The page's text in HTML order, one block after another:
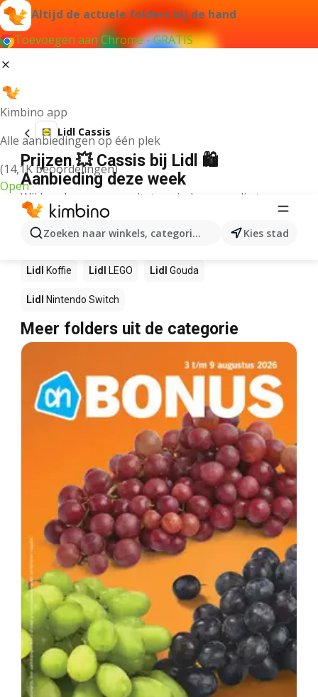
Altijd de actuele folders bij de hand
Toevoegen aan Chrome - GRATIS
Kimbino app
Alle aanbiedingen op één plek
(14,1K beoordelingen)
Open
Zoeken naar winkels, categorieën, producten...
Kies stad
Lidl Cassis
Prijzen 💥 Cassis bij Lidl 🛍️
Aanbieding deze week
Wij konden geen resultaten vinden voor die term.
Andere producten in winkels Lidl
Lidl Lidl Sushi Mango
Lidl Koffie Lidl LEGO Lidl Gouda
Lidl Nintendo Switch
Meer folders uit de categorie